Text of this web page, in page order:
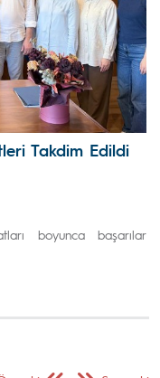
Takdim Edildi
boyunca başarılar